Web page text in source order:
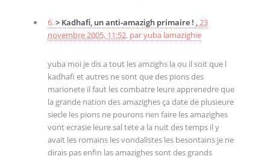
6.> Kadhafi, un anti-amazigh primaire ! ,23
novembre 2005, 11:52, paryuba lamazighie
yuba moi je dis a tout les amzighs la ou il soit que l
kadhafi et autres ne sont que des pions des
marionete il faut les combatre leure apprenedre que
la grande nation des amazighes ça date de plusieure
siecle les pions ne pourons rien faire les amazighes
vont ecrasie leure sal tete a la nuit des temps il y
avait les romains les vondalistes les besontains je ne
dirais pas enfin las amazighes sont des grands